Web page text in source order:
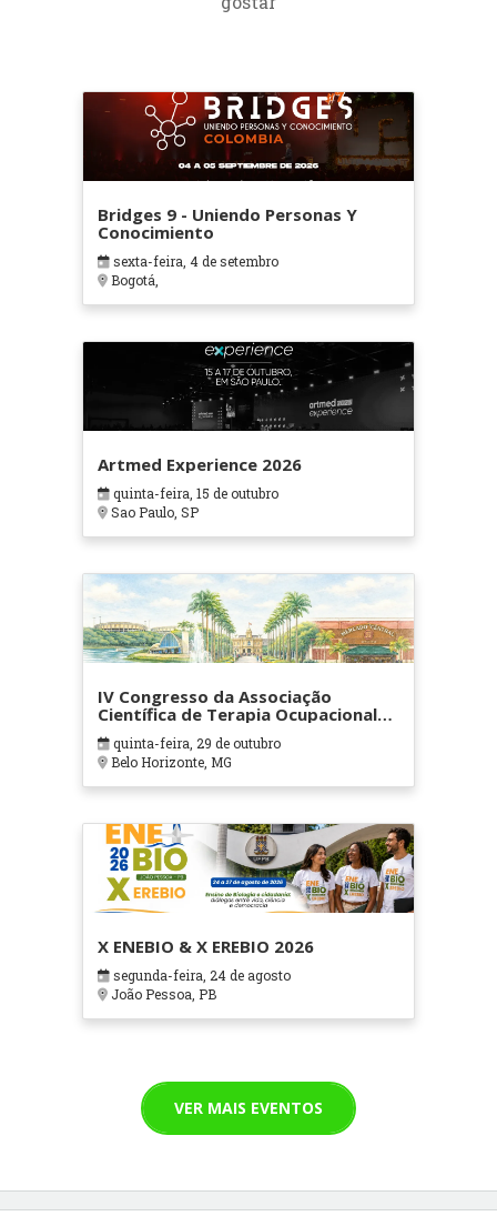
Bridges 9 - Uniendo Personas Y
Conocimiento
sexta-feira, 4 de setembro
Bogotá,
Artmed Experience 2026
quinta-feira, 15 de outubro
Sao Paulo, SP
IV Congresso da Associação
Científica de Terapia Ocupacional
em Contextos Hospitalares e
Cuidados Paliativos - ATOHOSP
quinta-feira, 29 de outubro
Belo Horizonte, MG
X ENEBIO & X EREBIO 2026
segunda-feira, 24 de agosto
João Pessoa, PB
VER MAIS EVENTOS